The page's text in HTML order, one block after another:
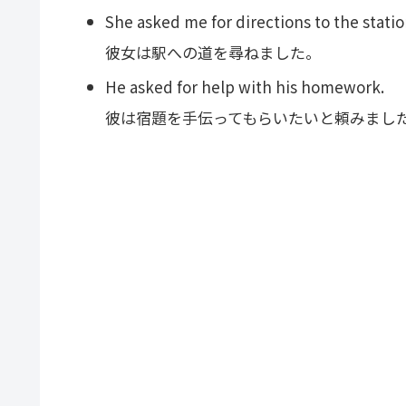
She asked me for directions to the
彼女は駅への道を尋ねました。
He asked for help with his homework.
彼は宿題を手伝ってもらいたいと頼みまし